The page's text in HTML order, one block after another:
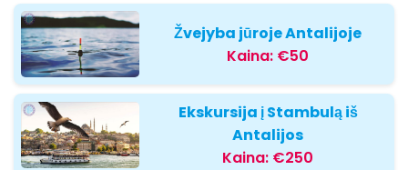
Žvejyba jūroje Antalijoje
Kaina: €50
Ekskursija į Stambulą iš
Antalijos
Kaina: €250